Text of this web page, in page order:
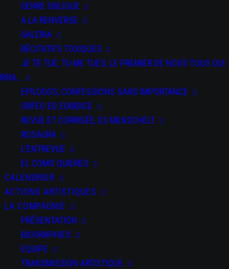
GENRE OBLIQUE
A LA RENVERSE
GALERIA
RÉCITATIFS TOXIQUES
JE TE TUE, TU ME TUES, LE PREMIER DE NOUS TOUS QUI
RIRA…
EPILOGOS, CONFESSIONS SANS IMPORTANCE
ORFEO ED EURIDICE
REVUE ET CORRIGÉE, ES MENSCHELT
ROSAURA
L’ENTREVUE
EL COMO QUIERES
CALENDRIER
ACTIONS ARTISTIQUES
LA COMPAGNIE
PRÉSENTATION
BIOGRAPHIES
EQUIPE
TRANSMISSION ARTISTIQUE
SPECTACLES
Epilogos
CONFESSIONS
SANS
IMPORTANCE
PARTAGEZ CET
ÉVÉNEMENT